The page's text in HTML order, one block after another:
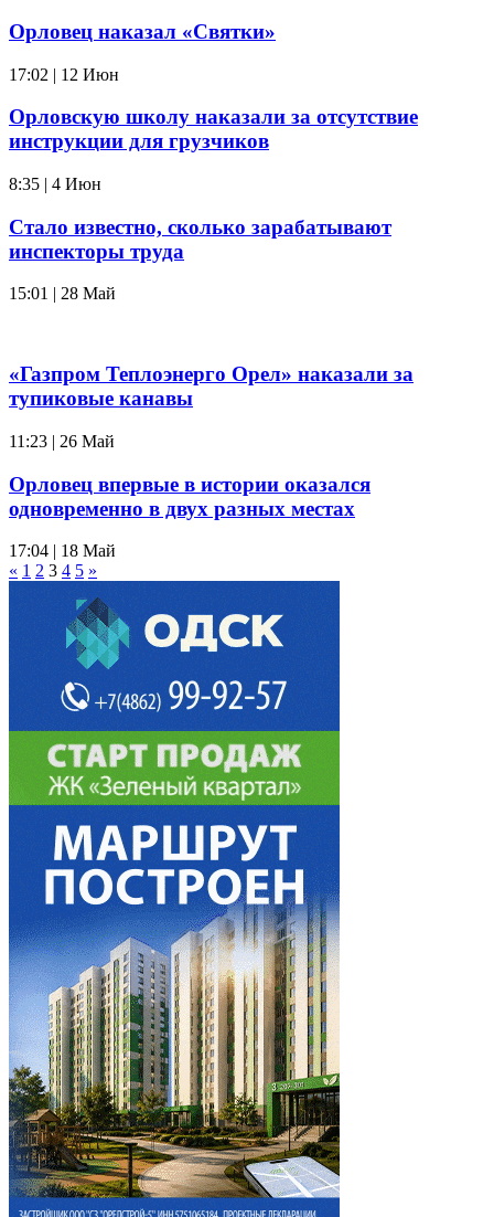
Орловец наказал «Святки»
17:02 | 12 Июн
Орловскую школу наказали за отсутствие
инструкции для грузчиков
8:35 | 4 Июн
Стало известно, сколько зарабатывают
инспекторы труда
15:01 | 28 Май
«Газпром Теплоэнерго Орел» наказали за
тупиковые канавы
11:23 | 26 Май
Орловец впервые в истории оказался
одновременно в двух разных местах
17:04 | 18 Май
« 1 2 3 4 5 »